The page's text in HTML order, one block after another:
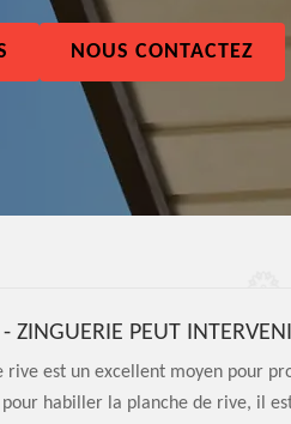
NOUS CONTACTEZ
- ZINGUERIE PEUT
rive est un excellent moyen pour
habiller la planche de rive, il